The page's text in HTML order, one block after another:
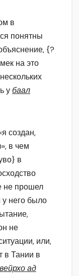
в
понятны
{?
на это
убаал
создан,
в чем
в
не прошел
у него было
не
или,
в Тании в
ад